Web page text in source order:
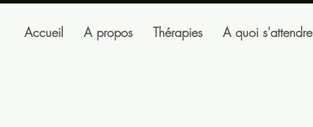
Accueil A propos Thérapies A quoi s'attendre